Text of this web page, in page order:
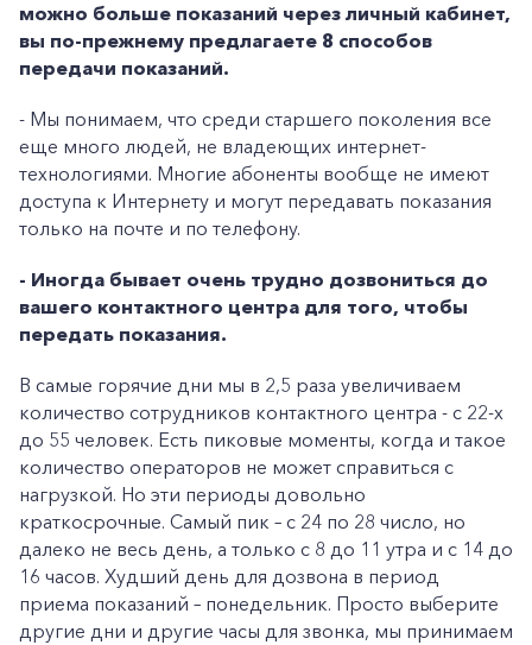
можно больше показаний через личный кабинет,
вы по-прежнему предлагаете 8 способов
передачи показаний.
- Мы понимаем, что среди старшего поколения все
еще много людей, не владеющих интернет-
технологиями. Многие абоненты вообще не имеют
доступа к Интернету и могут передавать показания
только на почте и по телефону.
- Иногда бывает очень трудно дозвониться до
вашего контактного центра для того, чтобы
передать показания.
В самые горячие дни мы в 2,5 раза увеличиваем
количество сотрудников контактного центра - с 22-х
до 55 человек. Есть пиковые моменты, когда и такое
количество операторов не может справиться с
нагрузкой. Но эти периоды довольно
краткосрочные. Самый пик – с 24 по 28 число, но
далеко не весь день, а только с 8 до 11 утра и с 14 до
16 часов. Худший день для дозвона в период
приема показаний – понедельник. Просто выберите
другие дни и другие часы для звонка, мы принимаем